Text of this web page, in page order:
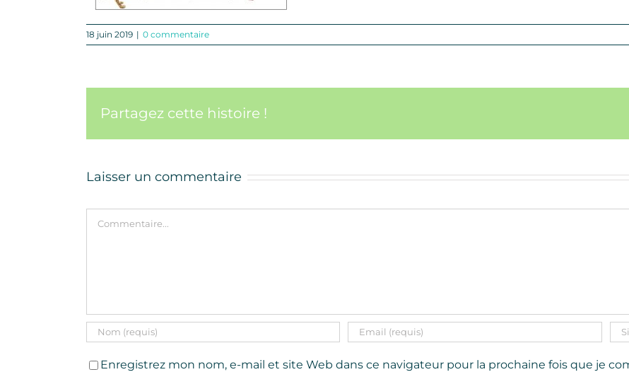
18 juin 2019 | 0 commentaire
Partagez cette histoire !
Laisser un commentaire
Enregistrez mon nom, e-mail et site Web dans ce navigateur pour la prochaine fois que je